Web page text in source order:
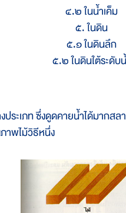
๔.๒ ในน้ำเค็ม
๕. ในดิน
๕.๑ ในดินลึก
๕.๒ ในดินใต้ระดับ
ะเภท ซึ่งดูดคายน้ำได้มากสล
าพไม้วิธีหนึ่ง